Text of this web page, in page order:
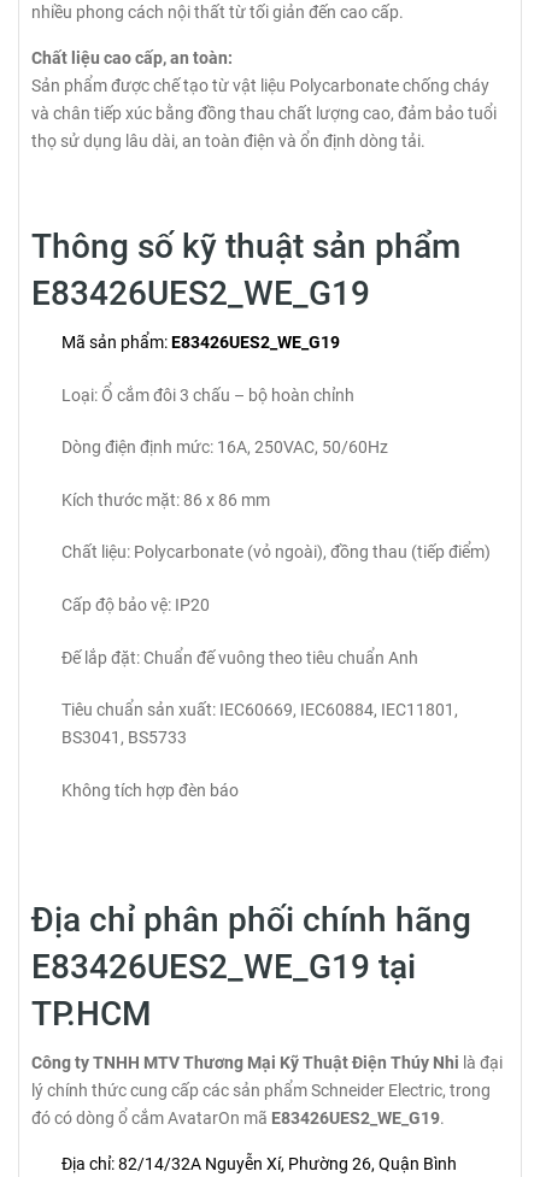
nhiều phong cách nội thất từ tối giản đến cao cấp.
Chất liệu cao cấp, an toàn:
Sản phẩm được chế tạo từ vật liệu Polycarbonate chống cháy
và chân tiếp xúc bằng đồng thau chất lượng cao, đảm bảo tuổi
thọ sử dụng lâu dài, an toàn điện và ổn định dòng tải.
Thông số kỹ thuật sản phẩm
E83426UES2_WE_G19
Mã sản phẩm:E83426UES2_WE_G19
Loại: Ổ cắm đôi 3 chấu – bộ hoàn chỉnh
Dòng điện định mức: 16A, 250VAC, 50/60Hz
Kích thước mặt: 86 x 86 mm
Chất liệu: Polycarbonate (vỏ ngoài), đồng thau (tiếp điểm)
Cấp độ bảo vệ: IP20
Đế lắp đặt: Chuẩn đế vuông theo tiêu chuẩn Anh
Tiêu chuẩn sản xuất: IEC60669, IEC60884, IEC11801,
BS3041, BS5733
Không tích hợp đèn báo
Địa chỉ phân phối chính hãng
E83426UES2_WE_G19 tại
TP.HCM
Công ty TNHH MTV Thương Mại Kỹ Thuật Điện Thúy Nhi là đại
lý chính thức cung cấp các sản phẩm Schneider Electric, trong
đó có dòng ổ cắm AvatarOn mã E83426UES2_WE_G19.
Địa chỉ: 82/14/32A Nguyễn Xí, Phường 26, Quận Bình